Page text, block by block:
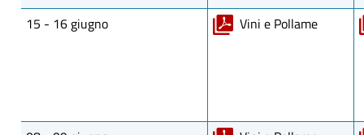
15 - 16 giugno
Vini e Pollame